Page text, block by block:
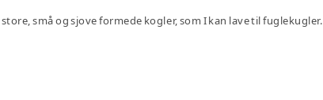
små og sjove formede kogler, som I kan lave til fuglekugler.